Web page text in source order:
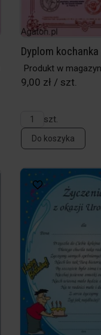
Dyplom
Produkt w
9,00 zł / szt.
szt.
Do koszyka